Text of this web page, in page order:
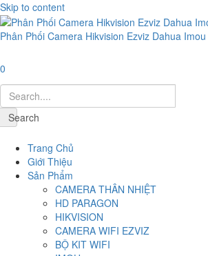
Skip to content
Phân Phối Camera Hikvision Ezviz Dahua Imou
0
Search
Trang Chủ
Giới Thiệu
Sản Phẩm
CAMERA THÂN NHIỆT
HD PARAGON
HIKVISION
CAMERA WIFI EZVIZ
BỘ KIT WIFI